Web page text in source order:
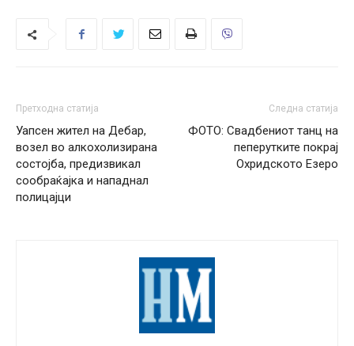
Претходна статија
Уапсен жител на Дебар,
возел во алкохолизирана
состојба, предизвикал
сообраќајка и нападнал
полицајци
Следна статија
ФОТО: Свадбениот танц на
пеперутките покрај
Охридското Езеро